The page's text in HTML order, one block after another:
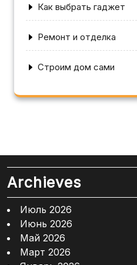
Как выбрать гаджет
Ремонт и отделка
Строим дом сами
Archieves
Июль 2026
Июнь 2026
Май 2026
Март 2026